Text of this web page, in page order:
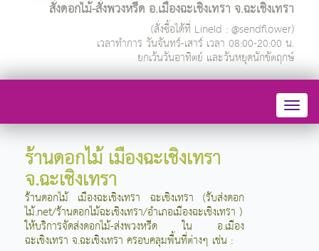
สั่งดอกไม้-สั่งพวงหรีด อ.เมืองฉะเชิงเทรา จ.ฉะเชิงเทรา
(สั่งซื้อได้ที่ LineId : @sendflower)
เวลาทำการ วันจันทร์-เสาร์ เวลา 08:00-20:00 น.
ยกเว้นวันอาทิตย์ และวันหยุดนักขัตฤกษ์
ร้านดอกไม้ เมืองฉะเชิงเทรา
จ.ฉะเชิงเทรา
ร้านดอกไม้ เมืองฉะเชิงเทรา ฉะเชิงเทรา (รับส่งดอก
ไม้.net/ร้านดอกไม้ฉะเชิงเทรา/อำเภอเมืองฉะเชิงเทรา )
ให้บริการจัดส่งดอกไม้-ส่งพวงหรีด ใน อ.เมือง
ฉะเชิงเทรา จ.ฉะเชิงเทรา ครอบคลุมพื้นที่ต่างๆ เช่น :